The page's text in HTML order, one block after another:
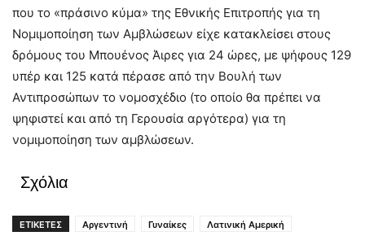
που το «πράσινο κύμα» της Εθνικής Επιτροπής για τη
Νομιμοποίηση των Αμβλώσεων είχε κατακλείσει στους
δρόμους του Μπουένος Άιρες για 24 ώρες, με ψήφους 129
υπέρ και 125 κατά πέρασε από την Βουλή των
Αντιπροσώπων το νομοσχέδιο (το οποίο θα πρέπει να
ψηφιστεί και από τη Γερουσία αργότερα) για τη
νομιμοποίηση των αμβλώσεων.
Σχόλια
ΕΤΙΚΕΤΕΣ Αργεντινή Γυναίκες
Λατινική Αμερική